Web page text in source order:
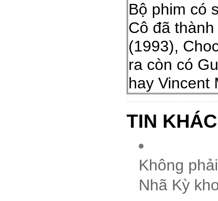
Bộ phim có
Cô đã
(1993),
ra còn có
hay Vincent
TIN KHÁC
Không
Nhã Kỳ